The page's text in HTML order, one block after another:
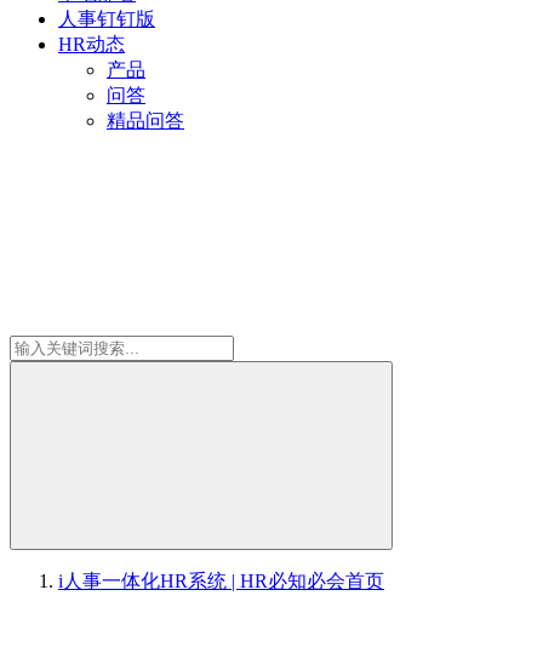
人事钉钉版
HR动态
产品
问答
精品问答
i人事一体化HR系统 | HR必知必会首页